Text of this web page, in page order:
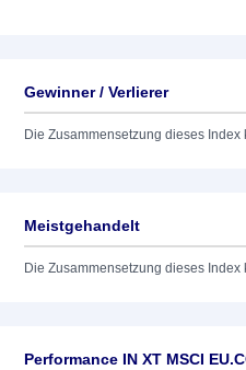
Gewinner / Verlierer
Die Zusammensetzung dieses
Meistgehandelt
Die Zusammensetzung dieses
Performance IN XT MSCI